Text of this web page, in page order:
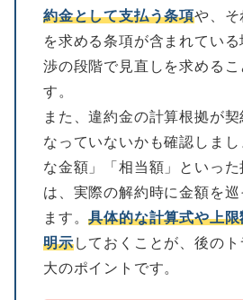
約金として支払う条項や、そ
を求める条項が含まれてい
渉の段階で見直しを求めるこ
す。
また、違約金の計算根拠が
なっていないかも確認しま
な金額」「相当額」といっ
は、実際の解約時に金額を巡
ます。具体的な計算式や上
明示しておくことが、後の
大のポイントです。